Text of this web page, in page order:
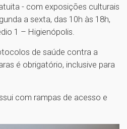
- com exposições culturais
a sexta, das 10h às 18h,
1 – Higienópolis.
de saúde contra a
é obrigatório, inclusive para
com rampas de acesso e